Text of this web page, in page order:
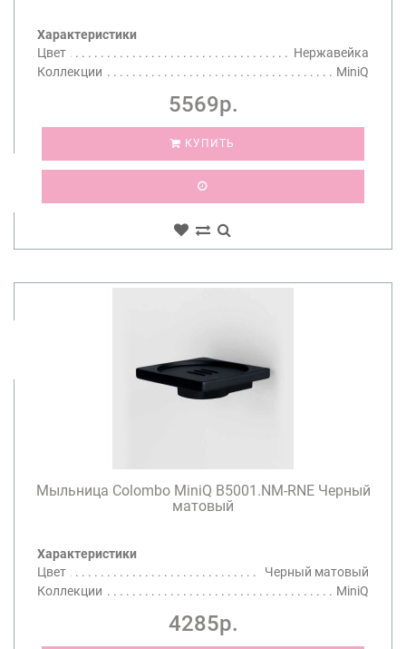
Характеристики
Цвет
Нержавейка
Коллекции
MiniQ
5569р.
КУПИТЬ
Мыльница Colombo MiniQ B5001.NM-RNE Черный
матовый
Характеристики
Цвет
Черный матовый
Коллекции
MiniQ
4285р.